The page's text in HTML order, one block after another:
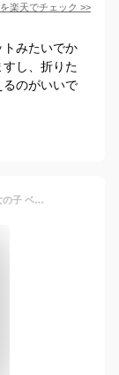
楽天でチェック >>
みたいでか
し、折りた
のがいいで
麦わら帽子 キッズ 子供 大人 赤ちゃん 男の子 女の子 ベビー 帽子 UVケア 春 夏 日よけ帽子 日除け ストローハット 夏用 ハット かわいい おしゃれ 紫外線対策 日焼け防止 幼児 幼稚園 折りたたみ プレゼント ギフト 送料無料